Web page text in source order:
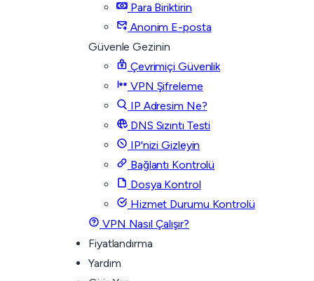
Para Biriktirin
Anonim E-posta
Güvenle Gezinin
Çevrimiçi Güvenlik
VPN Şifreleme
IP Adresim Ne?
DNS Sızıntı Testi
IP'nizi Gizleyin
Bağlantı Kontrolü
Dosya Kontrol
Hizmet Durumu Kontrolü
VPN Nasıl Çalışır?
Fiyatlandırma
Yardım